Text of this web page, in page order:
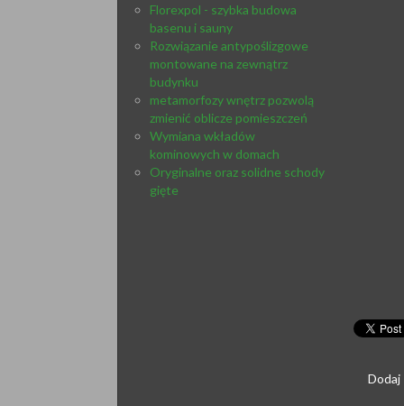
Florexpol - szybka budowa
basenu i sauny
Rozwiązanie antypoślizgowe
montowane na zewnątrz
budynku
metamorfozy wnętrz pozwolą
zmienić oblicze pomieszczeń
Wymiana wkładów
kominowych w domach
Oryginalne oraz solidne schody
gięte
Dodaj